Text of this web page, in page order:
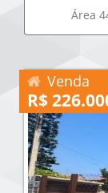
Área
Venda
R$